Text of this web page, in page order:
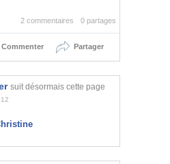
0 partages
2 commentaires
Commenter Partager
suit désormais cette page